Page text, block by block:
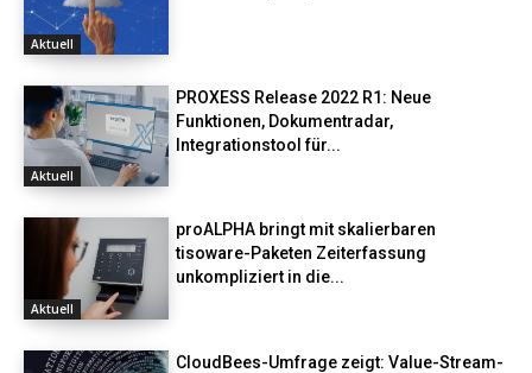
Aktuell
Aktuell
PROXESS Release 2022 R1: Neue
Funktionen, Dokumentradar,
Integrationstool für...
Aktuell
proALPHA bringt mit skalierbaren
tisoware-Paketen Zeiterfassung
unkompliziert in die...
CloudBees-Umfrage zeigt: Value-Stream-